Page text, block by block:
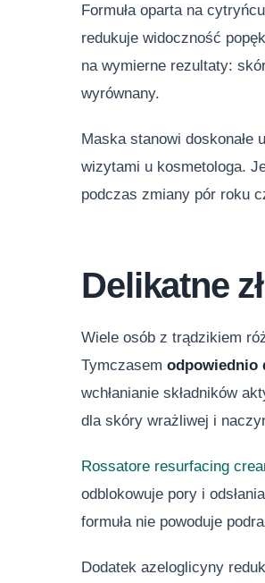
Formuła oparta na
redukuje widoczność
na wymierne rezultaty:
wyrównany.
Maska stanowi doskonałe
wizytami u kosmetologa.
podczas zmiany pór roku
Delikatne
Wiele osób z trądzikiem
Tymczasemodpowiednio
wchłanianie składników
dla skóry wrażliwej i
Rossatore resurfacing
odblokowuje pory i
formuła nie powoduje
Dodatek azeloglicyny